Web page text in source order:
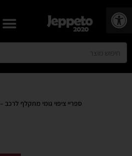
פתח סרגל נגישות
ספריי ציפוי גומי מתקלף לרכב – RUST-OLEUM